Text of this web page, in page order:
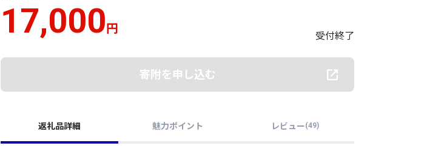
17,000円
受付終了
寄附を申し込む
返礼品詳細 魅力ポイント レビュー(49)